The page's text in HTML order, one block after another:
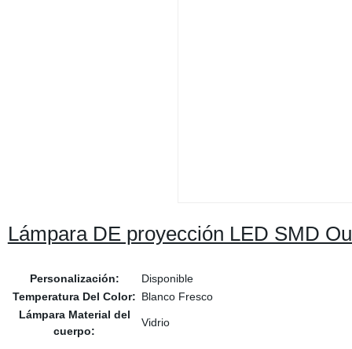
Lámpara DE proyección LED SMD
Personalización:
Disponible
Temperatura Del Color: Blanco Fresco
Lámpara Material del
cuerpo:
Vidrio